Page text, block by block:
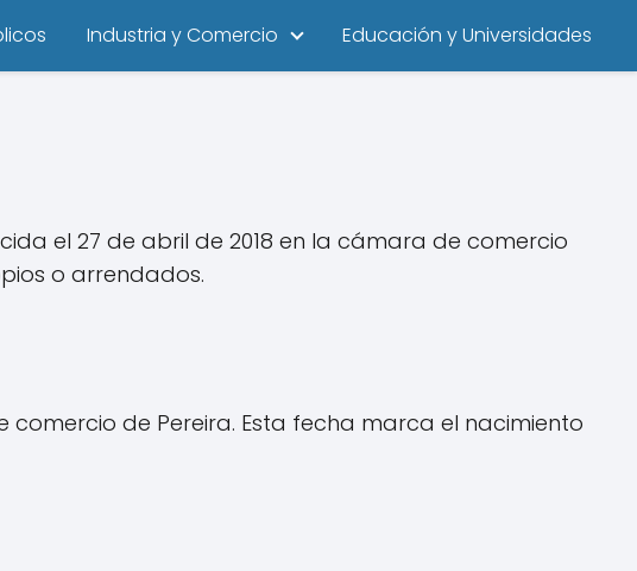
Industria y Comercio Educación y Universidades
el 27 de abril de 2018 en la cámara de comercio
o arrendados.
comercio de Pereira. Esta fecha marca el nacimiento